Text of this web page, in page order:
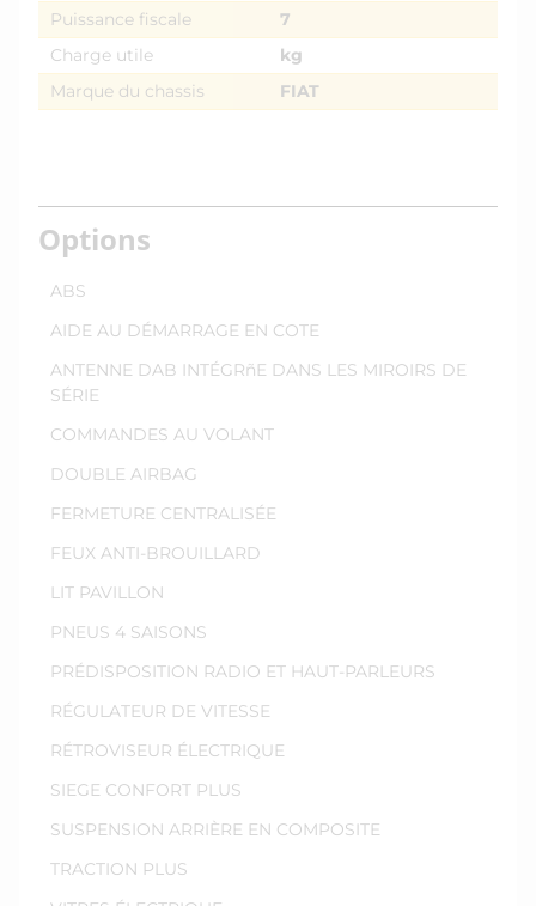
Puissance fiscale
7
Charge utile
kg
Marque du chassis
FIAT
Options
ABS
AIDE AU DÉMARRAGE EN COTE
ANTENNE DAB INTÉGRñE DANS LES MIROIRS DE
SÉRIE
COMMANDES AU VOLANT
DOUBLE AIRBAG
FERMETURE CENTRALISÉE
FEUX ANTI-BROUILLARD
LIT PAVILLON
PNEUS 4 SAISONS
PRÉDISPOSITION RADIO ET HAUT-PARLEURS
RÉGULATEUR DE VITESSE
RÉTROVISEUR ÉLECTRIQUE
SIEGE CONFORT PLUS
SUSPENSION ARRIÈRE EN COMPOSITE
TRACTION PLUS